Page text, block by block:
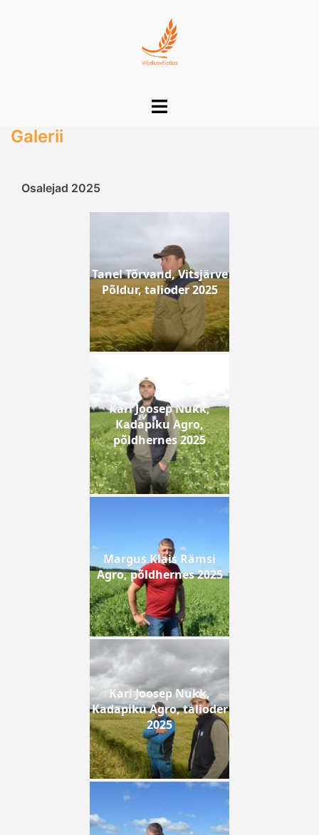
Toggle
Galerii
Osalejad 2025
Tanel Tõrvand, Vitsjärve
Põldur, talioder 2025
Karl Joosep Nukk,
Kadapiku Agro,
põldhernes 2025
Margus Klais Rämsi
Agro, põldhernes 2025
Karl Joosep Nukk,
Kadapiku Agro, talioder
2025